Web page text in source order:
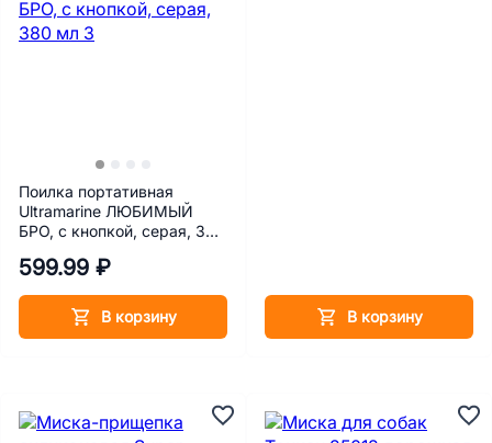
Поилка портативная
Ultramarine ЛЮБИМЫЙ
БРО, с кнопкой, серая, 380
599.99 ₽
В корзину В корзину